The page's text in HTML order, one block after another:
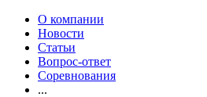
О компании
Новости
Статьи
Вопрос-ответ
Соревнования
...